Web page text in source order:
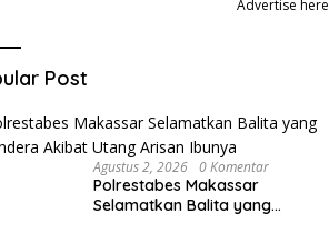
Advertise here
Post
Agustus 2, 2026 0 Komentar
Polrestabes Makassar
Selamatkan Balita yang